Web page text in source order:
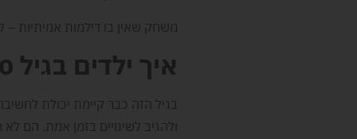
משחק שאין בו דילמות אמיתיות – לא
איך ילדים בגיל 10+ חושבים בזמן משחק
בגיל הזה כבר קיימת יכולת
ולהגיב לשינויים בזמן אמת. הם